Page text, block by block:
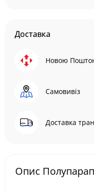
Доставка
Новою
Самовивіз
Доставка
Опис